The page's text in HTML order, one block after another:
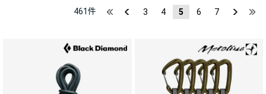
461件 3 4 5 6 7